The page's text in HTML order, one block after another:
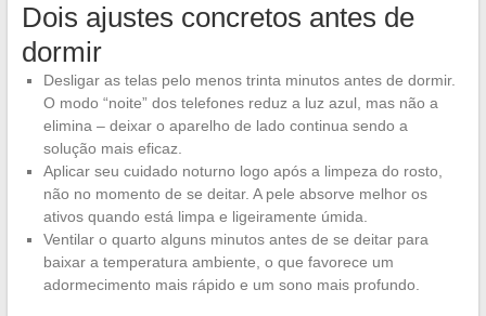
Dois ajustes concretos antes de
dormir
Desligar as telas pelo menos trinta minutos antes de dormir.
O modo “noite” dos telefones reduz a luz azul, mas não a
elimina – deixar o aparelho de lado continua sendo a
solução mais eficaz.
Aplicar seu cuidado noturno logo após a limpeza do rosto,
não no momento de se deitar. A pele absorve melhor os
ativos quando está limpa e ligeiramente úmida.
Ventilar o quarto alguns minutos antes de se deitar para
baixar a temperatura ambiente, o que favorece um
adormecimento mais rápido e um sono mais profundo.